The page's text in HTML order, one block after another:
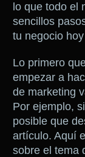
lo que todo el
sencillos
tu negocio
Lo primero
empezar a
de marketing
Por ejemplo,
posible que
artículo. Aquí
sobre el tema